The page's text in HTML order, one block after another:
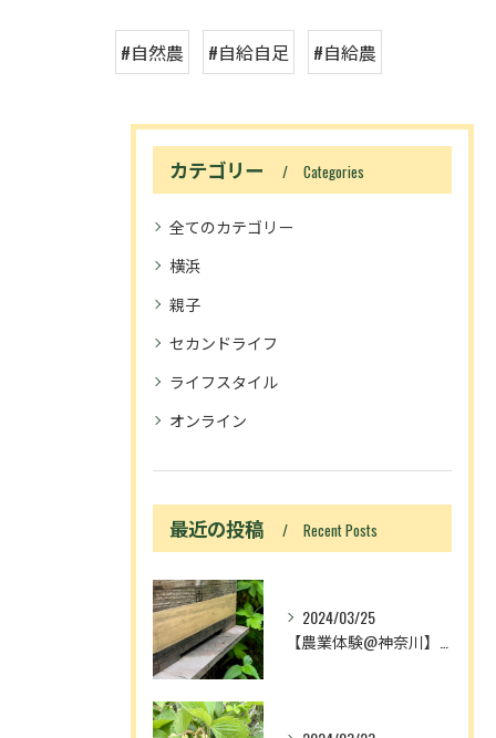
#自然農 #自給自足 #自給農
カテゴリー Categories
全てのカテゴリー
横浜
親子
セカンドライフ
ライフスタイル
オンライン
最近の投稿 Recent Posts
2024/03/25